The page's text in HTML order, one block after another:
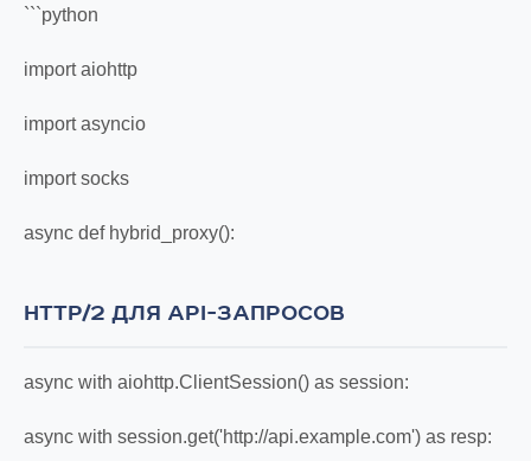
```python
import aiohttp
import asyncio
import socks
async def hybrid_proxy():
HTTP/2 ДЛЯ API-ЗАПРОСОВ
async with aiohttp.ClientSession() as session:
async with session.get('http://api.example.com') as resp: